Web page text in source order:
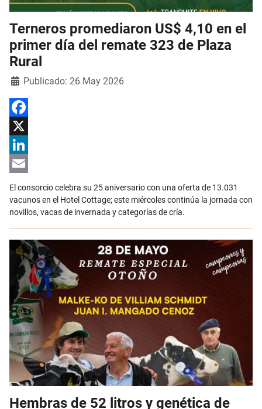
Terneros promediaron US$ 4,10 en el
primer día del remate 323 de Plaza
Rural
Detalles
Publicado: 26 May 2026
Facebook
X
LinkedIn
Email
El consorcio celebra su 25 aniversario con una oferta de 13.031
vacunos en el Hotel Cottage; este miércoles continúa la jornada con
novillos, vacas de invernada y categorías de cría.
Hembras de 52 litros y genética de